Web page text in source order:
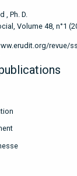
, Ph. D.
Volume 48, n°1
revue/